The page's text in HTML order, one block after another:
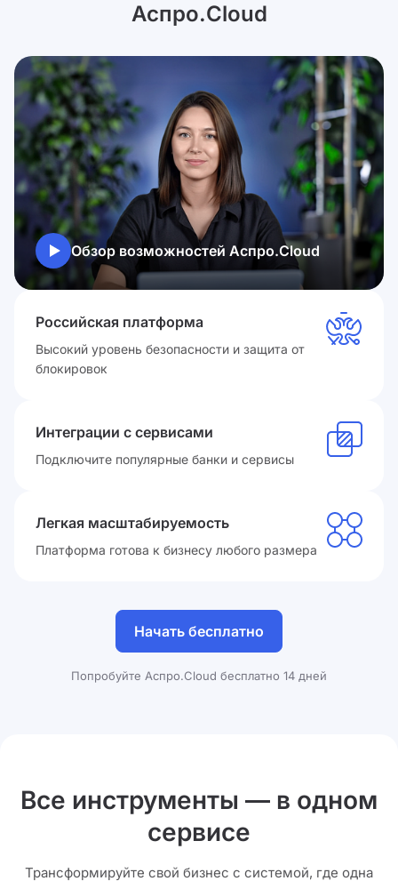
Аспро.Cloud
Обзор возможностей Аспро.Cloud
Российская платформа
Высокий уровень безопасности и защита от
блокировок
Интеграции с сервисами
Подключите популярные банки и сервисы
Легкая масштабируемость
Платформа готова к бизнесу любого размера
Начать бесплатно
Попробуйте Аспро.Cloud бесплатно 14 дней
Все инструменты — в одном
сервисе
Трансформируйте свой бизнес с системой, где одна